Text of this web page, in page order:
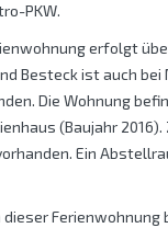
PKW.
erfolgt
Besteck ist auch
Die Wohnung
(Baujahr 2016).
Ein
Ferienwohnung